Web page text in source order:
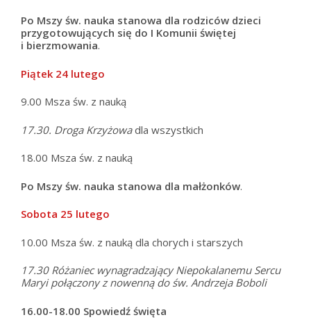
Po Mszy św. nauka stanowa dla rodziców dzieci
przygotowujących się do I Komunii świętej
i bierzmowania.
Piątek 24 lutego
9.00 Msza św. z nauką
17.30. Droga Krzyżowadla wszystkich
18.00 Msza św. z nauką
Po Mszy św. nauka stanowa dla małżonków.
Sobota 25 lutego
10.00 Msza św. z nauką dla chorych i starszych
17.30 Różaniec wynagradzający Niepokalanemu Sercu
Maryi połączony z nowenną do św. Andrzeja Boboli
16.00-18.00 Spowiedź święta